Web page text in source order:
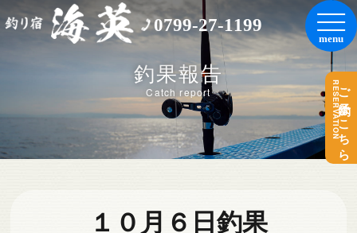
0799-27-1199
ご予約はこちら
RESERVATION
釣果報告
Catch report
１０月６日釣果